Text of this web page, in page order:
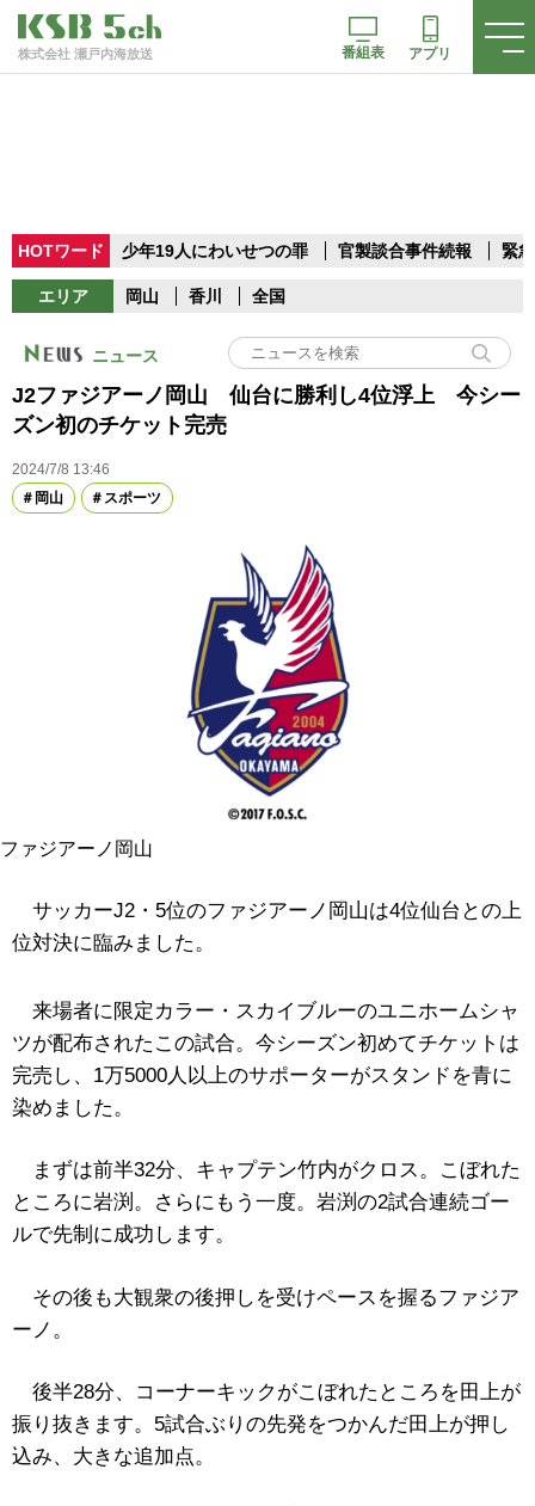
株式会社 瀬戸内海放送 番組表 アプリ
HOTワード 少年19人にわいせつの罪 官製談合事件続報 緊
エリア 岡山 香川 全国
ニュース
J2ファジアーノ岡山 仙台に勝利し4位浮上 今シー
ズン初のチケット完売
2024/7/8 13:46
岡山
スポーツ
ファジアーノ岡山
サッカーJ2・5位のファジアーノ岡山は4位仙台との上
位対決に臨みました。
来場者に限定カラー・スカイブルーのユニホームシャ
ツが配布されたこの試合。今シーズン初めてチケットは
完売し、1万5000人以上のサポーターがスタンドを青に
染めました。
まずは前半32分、キャプテン竹内がクロス。こぼれた
ところに岩渕。さらにもう一度。岩渕の2試合連続ゴー
ルで先制に成功します。
その後も大観衆の後押しを受けペースを握るファジア
ーノ。
後半28分、コーナーキックがこぼれたところを田上が
振り抜きます。5試合ぶりの先発をつかんだ田上が押し
込み、大きな追加点。